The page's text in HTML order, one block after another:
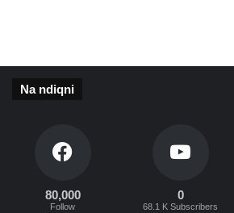
Na ndiqni
80,000
Follow
0
68.1 K Subscribers